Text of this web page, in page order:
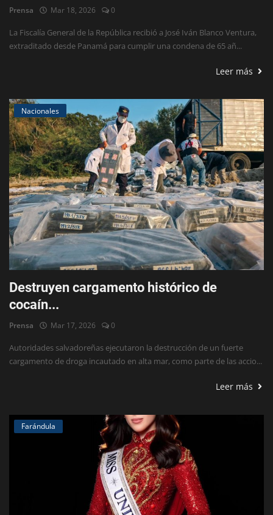
Prensa Mar 18, 2026 0
La Fiscalía General de la República recibió a José Iván Blanco Ventura,
extraditado desde Panamá para cumplir una condena de 65 añ...
Leer más
Nacionales
Destruyen cargamento histórico de
cocaín...
Prensa Mar 17, 2026 0
Autoridades salvadoreñas ejecutaron la destrucción de un fuerte
cargamento de droga incautado en alta mar, como parte de las accio...
Leer más
Farándula